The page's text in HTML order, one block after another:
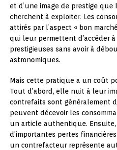
et d’une image de prestige
cherchent à exploiter. Les
attirés par l’aspect « bon
qui leur permettent d’accéder
prestigieuses sans avoir à
astronomiques.
Mais cette pratique a un coût
Tout d’abord, elle nuit à leur
contrefaits sont généralement
peuvent décevoir les
un article authentique.
d’importantes pertes
un contrefacteur représente